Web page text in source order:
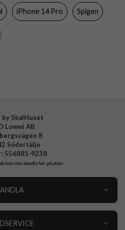
Genomskinlig, Svart
iPhone 14 Pro Spigen
by SkalHuset
Lowwi AB
8
Södertälje
556881-9238
kan inte handla här på plats